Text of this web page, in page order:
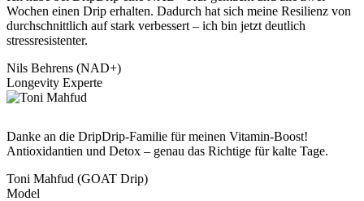
Wochen einen Drip erhalten. Dadurch hat sich meine Resilienz von
durchschnittlich auf stark verbessert – ich bin jetzt deutlich
stressresistenter.
Nils Behrens (NAD+)
Longevity Experte
Danke an die DripDrip-Familie für meinen Vitamin-Boost!
Antioxidantien und Detox – genau das Richtige für kalte Tage.
Toni Mahfud (GOAT Drip)
Model